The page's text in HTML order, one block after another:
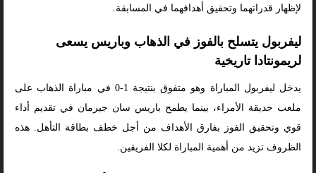
لإظهار قدراتهما وتحقيق أهدافهما في المسابقة.
ليفربول يتسلح بالفوز في الذهاب وباريس يسعى
لريمونتادا تاريخية
يدخل ليفربول المباراة وهو متفوق بنتيجة 1-0 في مباراة الذهاب على
ملعب حديقة الأمراء، بينما يطمح باريس سان جيرمان في تقديم أداء
قوي وتحقيق الفوز بفارق الأهداف من أجل خطف بطاقة التأهل. هذه
الظروف تزيد من أهمية المباراة لكلا الفريقين.